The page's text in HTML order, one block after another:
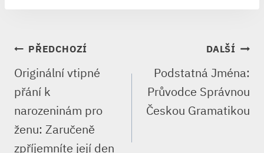
NAVIGACE
PRO
PŘÍSPĚVEK
PŘEDCHOZÍ
Originální vtipné
přání k
narozeninám pro
ženu: Zaručeně
zpříjemníte její den
DALŠÍ
Podstatná Jména:
Průvodce Správnou
Českou Gramatikou